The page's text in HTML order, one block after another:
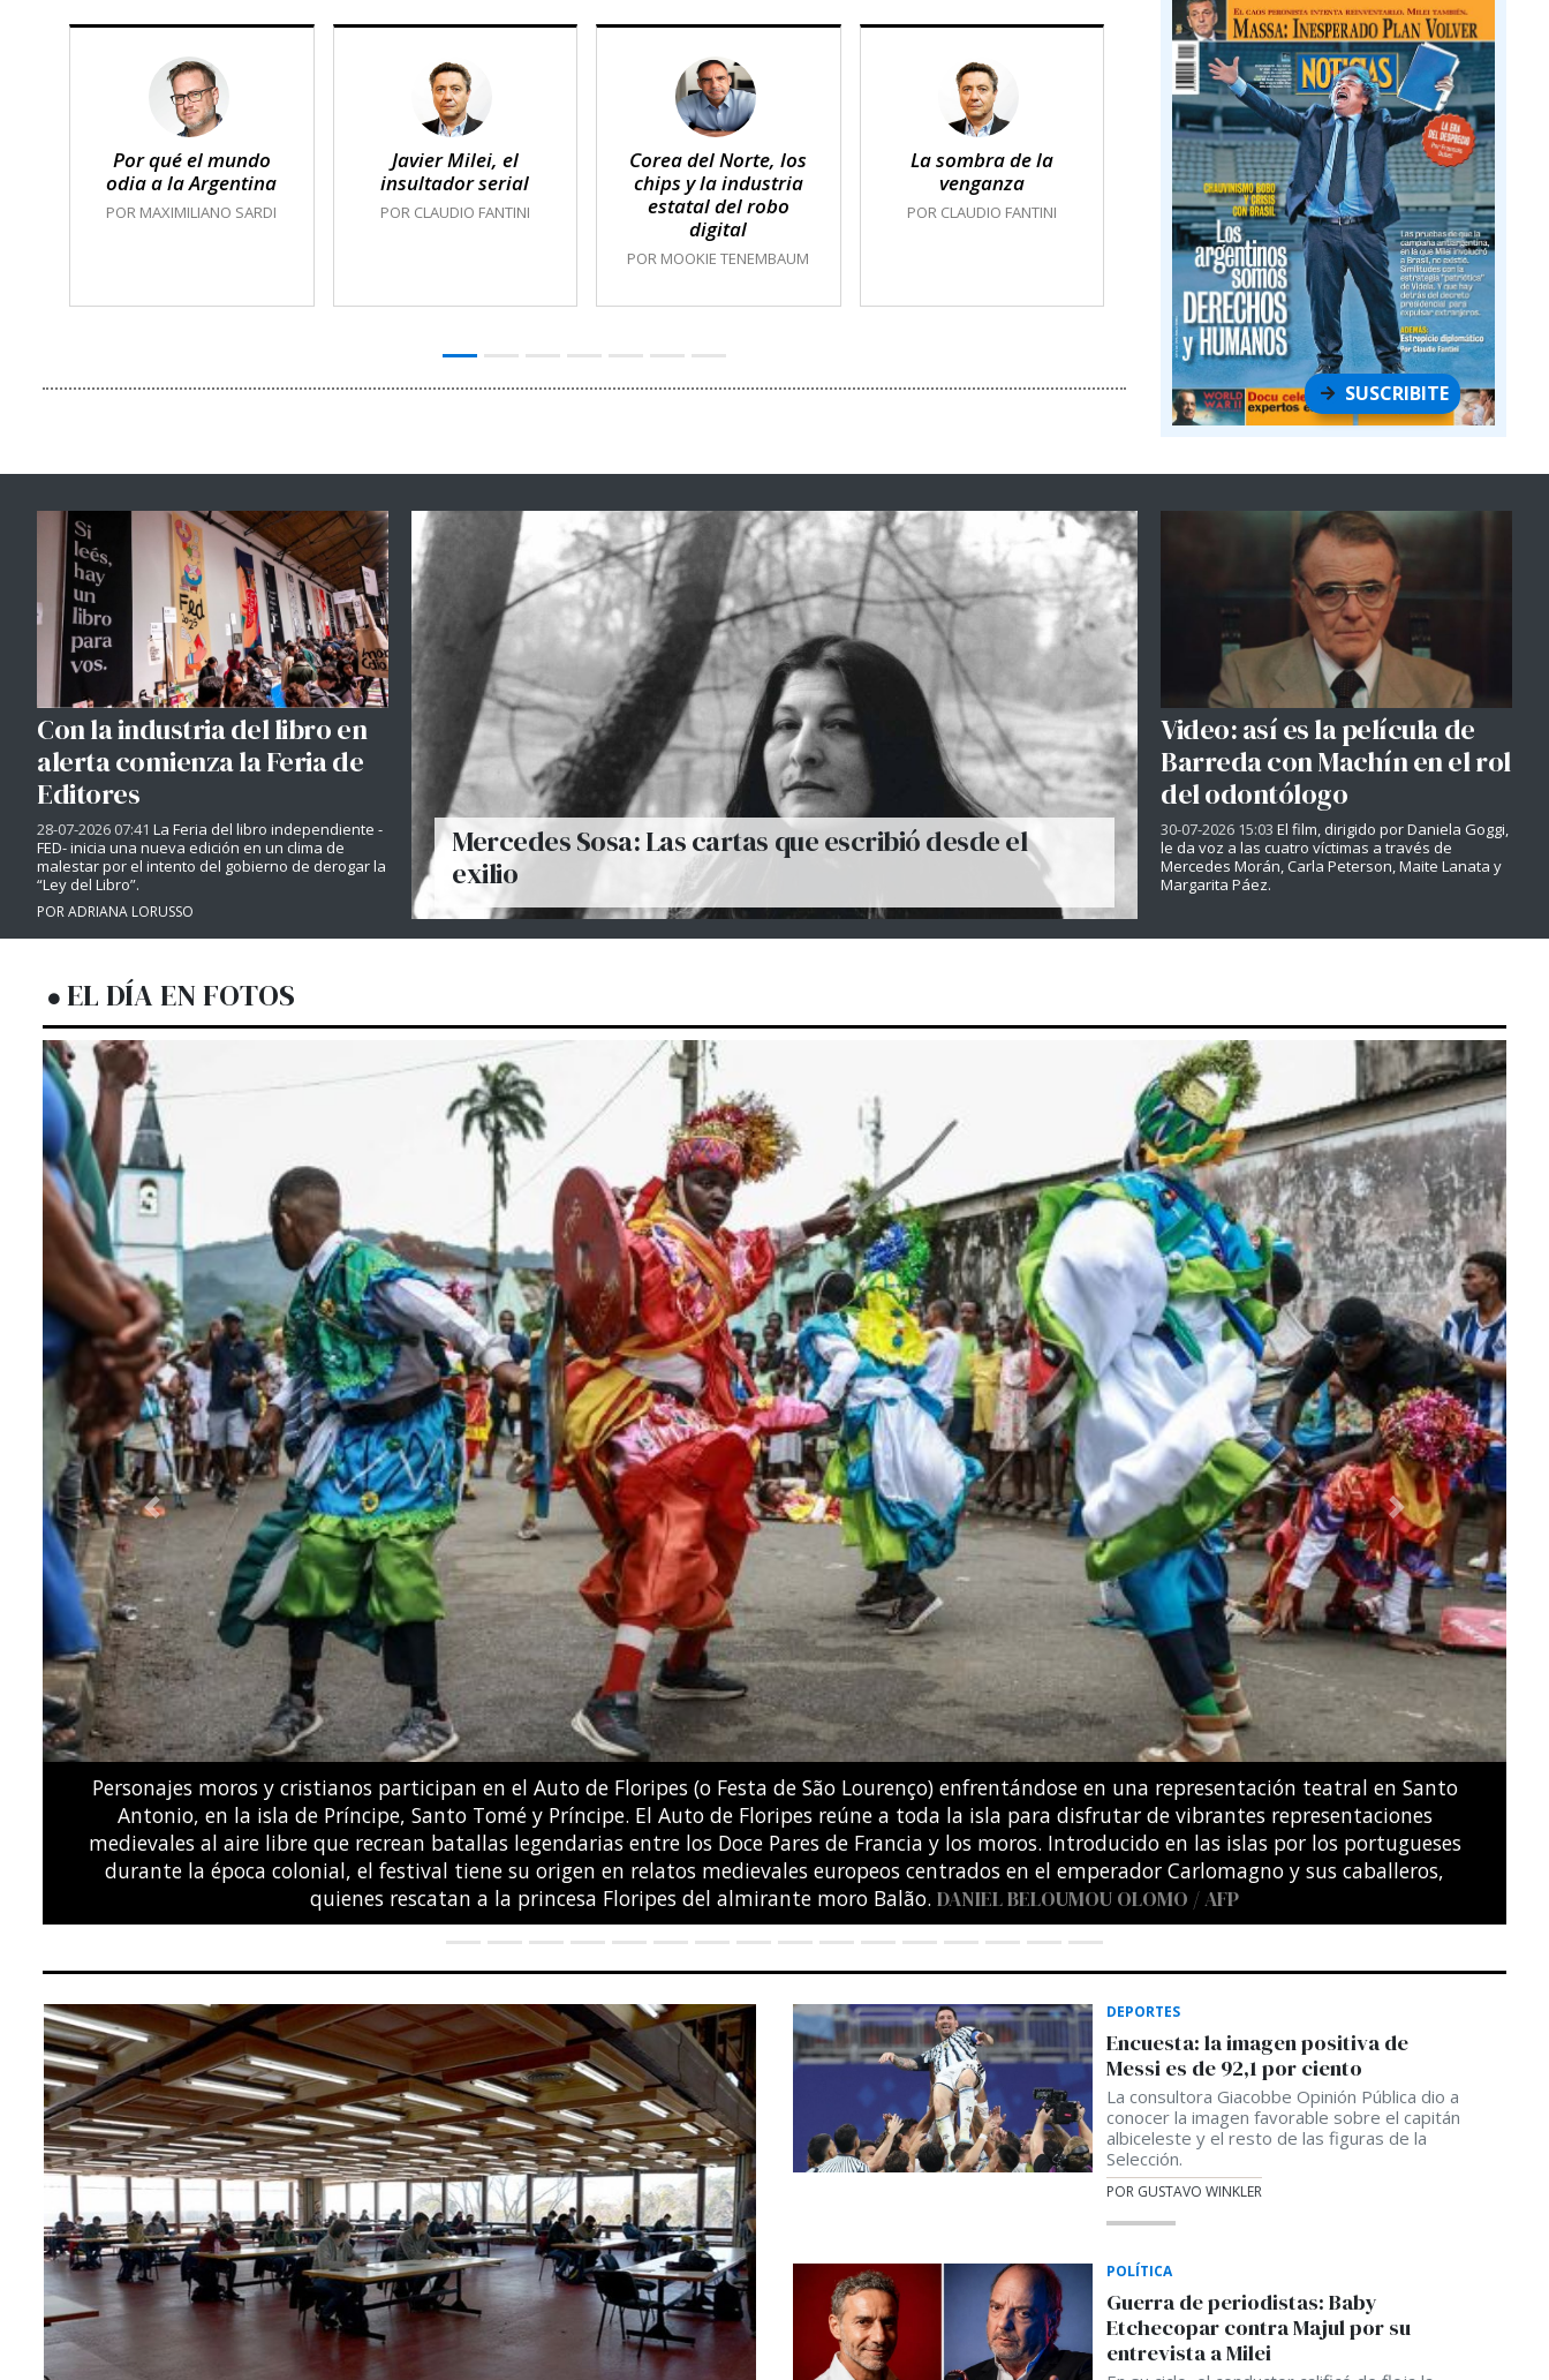
Por qué el mundo
odia a la Argentina
POR MAXIMILIANO SARDI
Javier Milei, el
insultador serial
POR CLAUDIO FANTINI
Corea del Norte, los
chips y la industria
estatal del robo
digital
POR MOOKIE TENEMBAUM
La sombra de la
venganza
POR CLAUDIO FANTINI
SUSCRIBITE
Con la industria del libro en
alerta comienza la Feria de
Editores
28-07-2026 07:41 La Feria del libro independiente -
FED- inicia una nueva edición en un clima de
malestar por el intento del gobierno de derogar la
“Ley del Libro”.
POR ADRIANA LORUSSO
Mercedes Sosa: Las cartas que escribió desde el
exilio
Video: así es la película de
Barreda con Machín en el rol
del odontólogo
30-07-2026 15:03 El film, dirigido por Daniela Goggi,
le da voz a las cuatro víctimas a través de
Mercedes Morán, Carla Peterson, Maite Lanata y
Margarita Páez.
EL DÍA EN FOTOS
El volcán Fuego entró en erupción a 65 kilómetros al suroeste de la Ciudad de Guatemala. Las autoridades guatemaltecas declararon una alerta de
"peligro", el segundo nivel más alto, debido a una potente erupción del volcán Fuego, y comenzaron a evacuar las poblaciones cercanas.JOHAN
ORDONEZ / AFP
Previous Next
POLÍTICA
Messi es de 92,1 por ciento
La consultora Giacobbe Opinión Pública dio a
conocer la imagen favorable sobre el capitán
albiceleste y el resto de las figuras de la
Selección.
POR GUSTAVO WINKLER
POLÍTICA
Etchecopar contra Majul por su
entrevista a Milei
En su ciclo, el conductor calificó de floja la
entrevista a Milei y apuntó contra el elogio
del Presidente a Trebucq durante su último